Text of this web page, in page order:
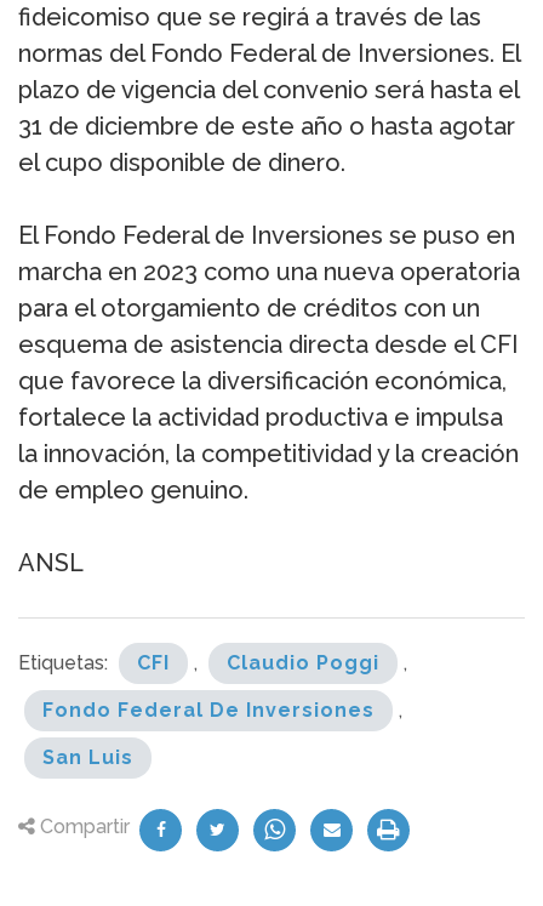
fideicomiso que se regirá a través de las
normas del Fondo Federal de Inversiones. El
plazo de vigencia del convenio será hasta el
31 de diciembre de este año o hasta agotar
el cupo disponible de dinero.
El Fondo Federal de Inversiones se puso en
marcha en 2023 como una nueva operatoria
para el otorgamiento de créditos con un
esquema de asistencia directa desde el CFI
que favorece la diversificación económica,
fortalece la actividad productiva e impulsa
la innovación, la competitividad y la creación
de empleo genuino.
ANSL
Etiquetas: CFI , Claudio Poggi ,
Fondo Federal De Inversiones ,
San Luis
Compartir